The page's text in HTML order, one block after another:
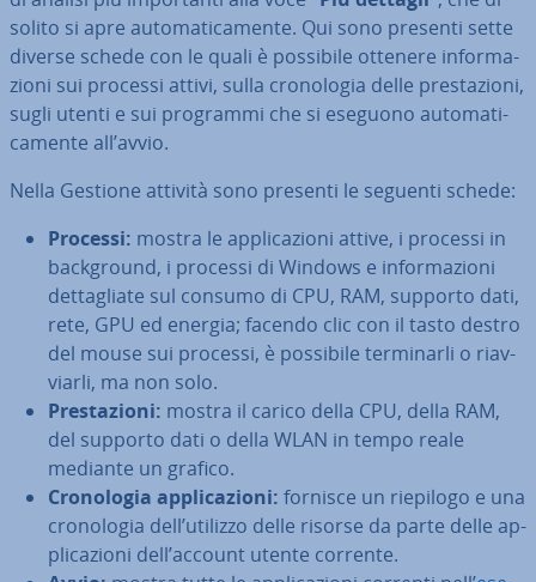
solito si apre au­to­ma­ti­ca­men­te. Qui sono presenti sette
diverse schede con le quali è possibile ottenere in­for­ma­
zio­ni sui processi attivi, sulla cro­no­lo­gia delle pre­sta­zio­ni,
sugli utenti e sui programmi che si eseguono au­to­ma­ti­
ca­men­te all’avvio.
Nella Gestione attività sono presenti le seguenti schede:
Processi: mostra le ap­pli­ca­zio­ni attive, i processi in
back­ground, i processi di Windows e in­for­ma­zio­ni
det­ta­glia­te sul consumo di CPU, RAM, supporto dati,
rete, GPU ed energia; facendo clic con il tasto destro
del mouse sui processi, è possibile ter­mi­nar­li o riav­
viar­li, ma non solo.
Pre­sta­zio­ni: mostra il carico della CPU, della RAM,
del supporto dati o della WLAN in tempo reale
mediante un grafico.
Cro­no­lo­gia ap­pli­ca­zio­ni: fornisce un riepilogo e una
cro­no­lo­gia dell’utilizzo delle risorse da parte delle ap­
pli­ca­zio­ni dell’account utente corrente.